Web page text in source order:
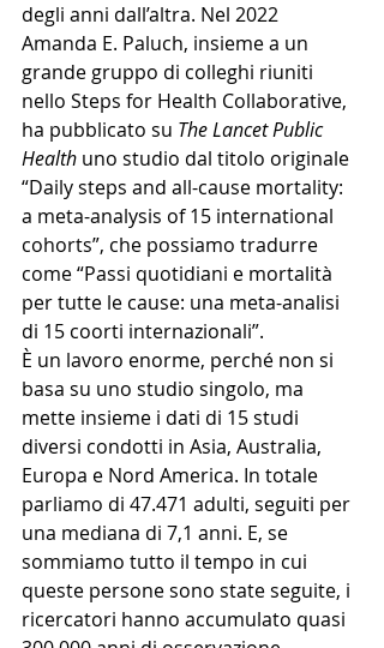
degli anni dall’altra. Nel 2022
Amanda E. Paluch, insieme a un
grande gruppo di colleghi riuniti
nello Steps for Health Collaborative,
ha pubblicato su The Lancet Public
Health uno studio dal titolo originale
“Daily steps and all-cause mortality:
a meta-analysis of 15 international
cohorts”, che possiamo tradurre
come “Passi quotidiani e mortalità
per tutte le cause: una meta-analisi
di 15 coorti internazionali”.
È un lavoro enorme, perché non si
basa su uno studio singolo, ma
mette insieme i dati di 15 studi
diversi condotti in Asia, Australia,
Europa e Nord America. In totale
parliamo di 47.471 adulti, seguiti per
una mediana di 7,1 anni. E, se
sommiamo tutto il tempo in cui
queste persone sono state seguite, i
ricercatori hanno accumulato quasi